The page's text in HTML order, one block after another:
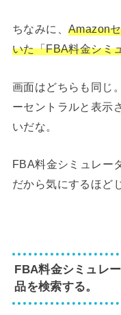
ちなみに、 Amazon
いた「FBA料金シミ
画面はどちらも同じ
ーセントラルと表示
いだな。
FBA料金シミュレー
だから気にするほど
FBA料金シミュレ
品を検索する。